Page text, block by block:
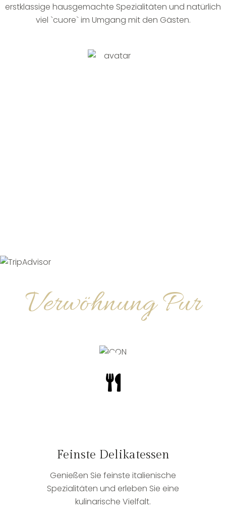
erstklassige hausgemachte Spezialitäten und natürlich
viel `cuore` im Umgang mit den Gästen.
Verwöhnung Pur
ENTDECKEN SIE UNSERE
Feinste Delikatessen
Genießen Sie feinste italienische
Spezialitäten und erleben Sie eine
kulinarische Vielfalt.